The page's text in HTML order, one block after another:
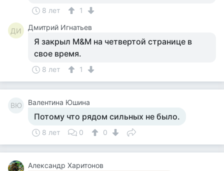
8 лет 1
ДИ Дмитрий Игнатьев
Я закрыл М&М на четвертой странице в
свое время.
8 лет 1
ВЮ Валентина Юшина
Потому что рядом сильных не было.
8 лет 0 0
Александр Харитонов